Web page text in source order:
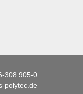
308 905-0
polytec.de